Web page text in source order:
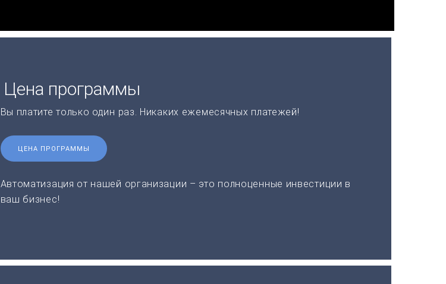
Цена программы
Вы платите только один раз. Никаких ежемесячных платежей!
ЦЕНА ПРОГРАММЫ
Автоматизация от нашей организации – это полноценные инвестиции в
ваш бизнес!